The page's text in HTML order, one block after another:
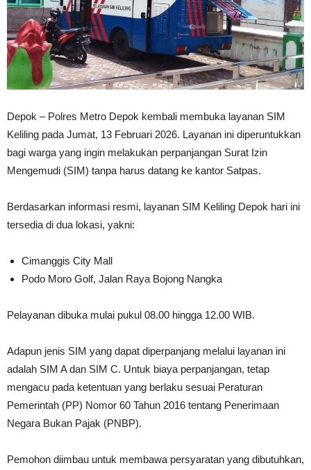
Depok – Polres Metro Depok kembali membuka layanan SIM
Keliling pada Jumat, 13 Februari 2026. Layanan ini diperuntukkan
bagi warga yang ingin melakukan perpanjangan Surat Izin
Mengemudi (SIM) tanpa harus datang ke kantor Satpas.
Berdasarkan informasi resmi, layanan SIM Keliling Depok hari ini
tersedia di dua lokasi, yakni:
Cimanggis City Mall
Podo Moro Golf, Jalan Raya Bojong Nangka
Pelayanan dibuka mulai pukul 08.00 hingga 12.00 WIB.
Adapun jenis SIM yang dapat diperpanjang melalui layanan ini
adalah SIM A dan SIM C. Untuk biaya perpanjangan, tetap
mengacu pada ketentuan yang berlaku sesuai Peraturan
Pemerintah (PP) Nomor 60 Tahun 2016 tentang Penerimaan
Negara Bukan Pajak (PNBP).
Pemohon diimbau untuk membawa persyaratan yang dibutuhkan,